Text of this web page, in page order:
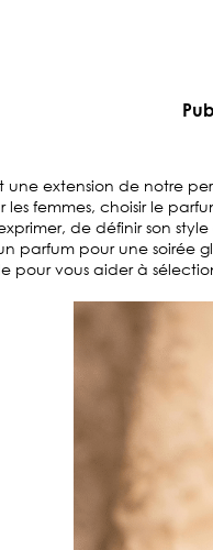
une extension de notre
les femmes, choisir le
de définir son
parfum pour une soirée
pour vous aider à